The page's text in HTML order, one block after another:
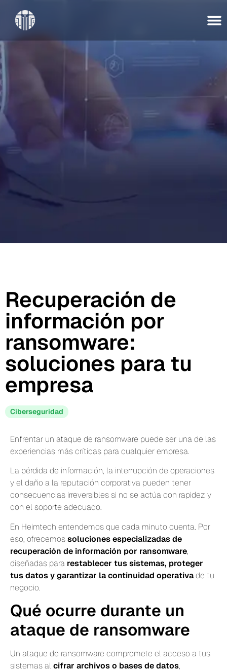
Recuperación de
información por
ransomware:
soluciones para tu
empresa
Ciberseguridad
Enfrentar un ataque de ransomware puede ser una de las
experiencias más críticas para cualquier empresa.
La pérdida de información, la interrupción de operaciones
y el daño a la reputación corporativa pueden tener
consecuencias irreversibles si no se actúa con rapidez y
con el soporte adecuado.
En Heimtech entendemos que cada minuto cuenta. Por
eso, ofrecemossoluciones especializadas de
recuperación de información por ransomware,
diseñadas para restablecer tus sistemas, proteger
tus datos y garantizar la continuidad operativade tu
negocio.
Qué ocurre durante un
ataque de ransomware
Un ataque de ransomware compromete el acceso a tus
sistemas alcifrar archivos o bases de datos,